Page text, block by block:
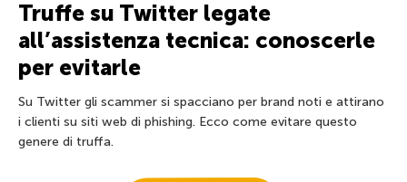
Truffe su Twitter legate
all’assistenza tecnica: conoscerle
per evitarle
Su Twitter gli scammer si spacciano per brand noti e attirano
i clienti su siti web di phishing. Ecco come evitare questo
genere di truffa.